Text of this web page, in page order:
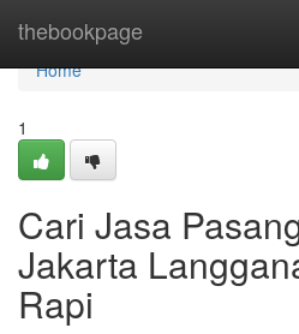
thebookpage
Home
Home
1
Cari Jasa
Jakarta
Rapi